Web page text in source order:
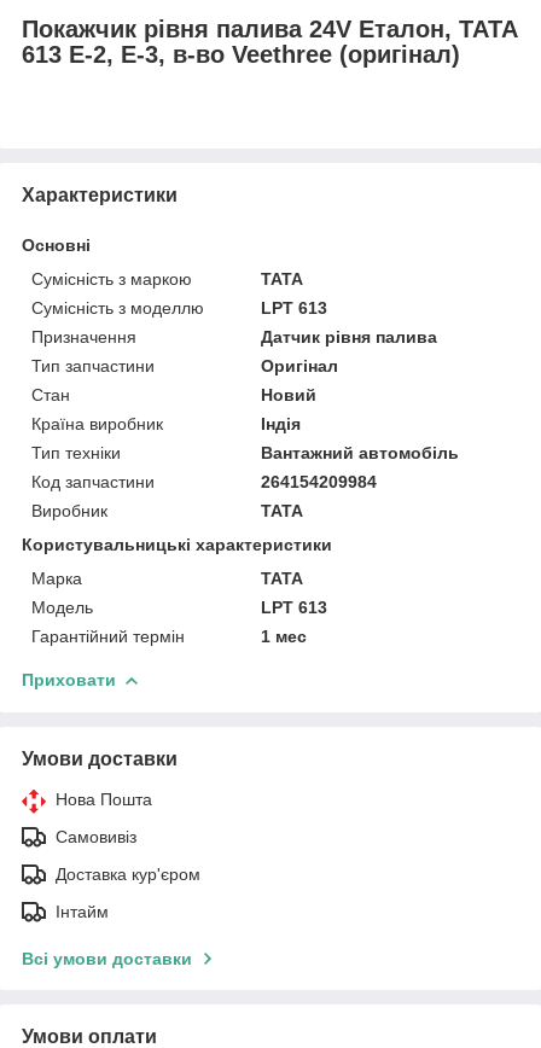
Покажчик рівня палива 24V Еталон, ТАТА
613 E-2, E-3, в-во Veethree (оригінал)
Характеристики
Основні
Сумісність з маркою
TATA
Сумісність з моделлю
LPT 613
Призначення
Датчик рівня палива
Тип запчастини
Оригінал
Стан
Новий
Країна виробник
Індія
Тип техніки
Вантажний автомобіль
Код запчастини
264154209984
Виробник
TATA
Користувальницькі характеристики
Марка
TATA
Модель
LPT 613
Гарантійний термін
1 мес
Приховати
Умови доставки
Нова Пошта
Самовивіз
Доставка кур'єром
Інтайм
Всі умови доставки
Умови оплати